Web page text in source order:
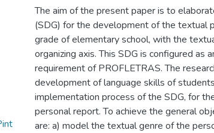
The aim of the present paper is to
(SDG) for the development of the textual
grade of elementary school, with the
organizing axis. This SDG is configured as
requirement of PROFLETRAS. The
development of language skills of
implementation process of the SDG, for
personal report. To achieve the general
are: a) model the textual genre of the